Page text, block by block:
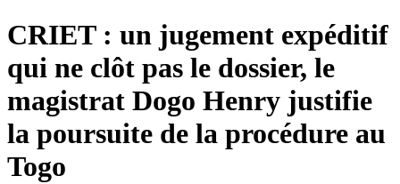
CRIET : un jugement expéditif
qui ne clôt pas le dossier, le
magistrat Dogo Henry justifie
la poursuite de la procédure au
Togo